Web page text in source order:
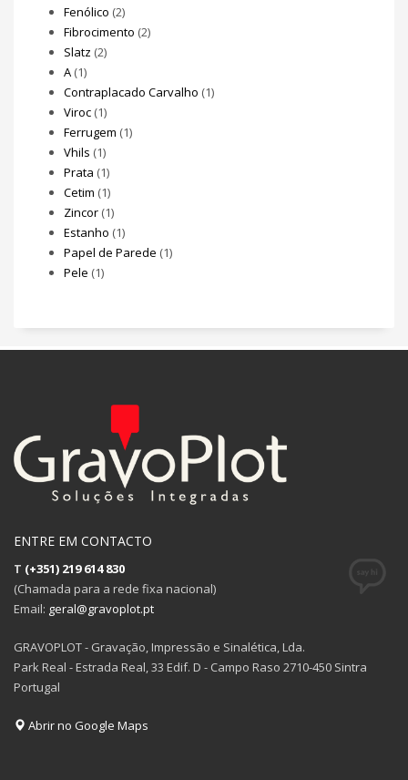
Fenólico (2)
Fibrocimento (2)
Slatz (2)
A (1)
Contraplacado Carvalho (1)
Viroc (1)
Ferrugem (1)
Vhils (1)
Prata (1)
Cetim (1)
Zincor (1)
Estanho (1)
Papel de Parede (1)
Pele (1)
ENTRE EM CONTACTO
T (+351) 219 614 830
(Chamada para a rede fixa nacional)
Email: geral@gravoplot.pt
GRAVOPLOT - Gravação, Impressão e Sinalética, Lda.
Park Real - Estrada Real, 33 Edif. D - Campo Raso 2710-450 Sintra
Portugal
Abrir no Google Maps